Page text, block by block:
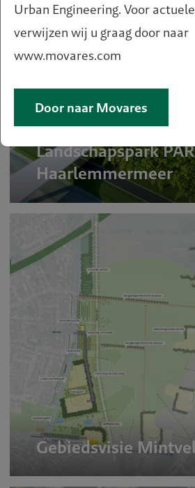
Landschapspark
Haarlemmermeer
Gebiedsvisie
Urban Engineering. Voor
verwijzen wij u graag door naar
www.movares.com
Door naar Movares